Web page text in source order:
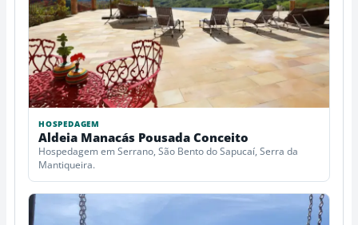
HOSPEDAGEM
Aldeia Manacás Pousada Conceito
Hospedagem em Serrano, São Bento do Sapucaí, Serra da
Mantiqueira.